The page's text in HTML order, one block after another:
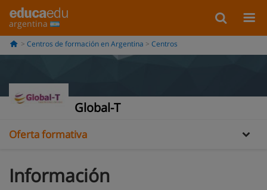
argentina
Centros de formación en Argentina Centros
Global-T
Información
Oferta formativa
Información